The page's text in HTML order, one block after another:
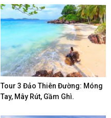
Tour 3 Đảo Thiên Đường: Móng
Tay, Mây Rút, Gầm Ghì.